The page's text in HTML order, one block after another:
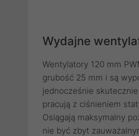
Wydajne
Wentylatory 120 mm
grubość 25 mm i są
jednocześnie
pracują z ciśnieniem
Osiągają maksymalny
nie być zbyt